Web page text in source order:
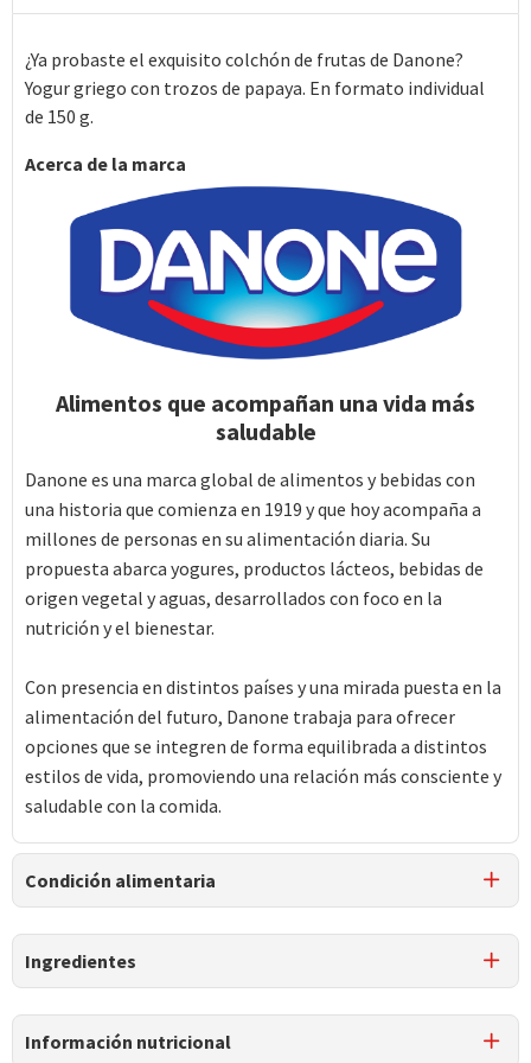
¿Ya probaste el exquisito colchón de frutas de Danone?
Yogur griego con trozos de papaya. En formato individual
de 150 g.
Acerca de la marca
Alimentos que acompañan una vida más
saludable
Danone es una marca global de alimentos y bebidas con
una historia que comienza en 1919 y que hoy acompaña a
millones de personas en su alimentación diaria. Su
propuesta abarca yogures, productos lácteos, bebidas de
origen vegetal y aguas, desarrollados con foco en la
nutrición y el bienestar.
Con presencia en distintos países y una mirada puesta en la
alimentación del futuro, Danone trabaja para ofrecer
opciones que se integren de forma equilibrada a distintos
estilos de vida, promoviendo una relación más consciente y
saludable con la comida.
Condición alimentaria
Certificación
Libre de
Ingredientes
Ingredientes
Información nutricional